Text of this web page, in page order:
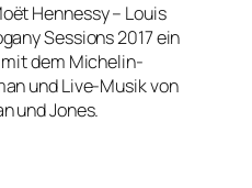
Hennessy – Louis
Sessions 2017 ein
dem Michelin-
und Live-Musik von
und Jones.